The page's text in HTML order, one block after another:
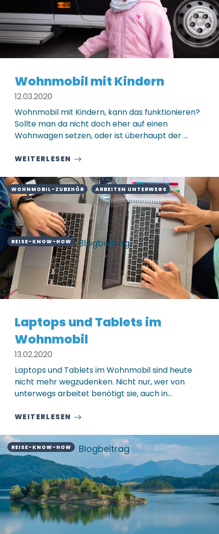
Wohnmobil mit Kindern
12.03.2020
Wohnmobil mit Kindern, kann das funktionieren?
Sollte man da nicht doch eher auf einen
Wohnwagen setzen, oder ist überhaupt der ...
WEITERLESEN
WOHNMOBIL-ZUBEHÖR ARBEITEN UNTERWEGS
REISE-KNOW-HOW Blogbeitrag
Laptops und Tablets im
Wohnmobil
13.02.2020
Laptops und Tablets im Wohnmobil sind heute
nicht mehr wegzudenken. Nicht nur, wer von
unterwegs arbeitet benötigt sie, auch in…
WEITERLESEN
REISE-KNOW-HOW Blogbeitrag